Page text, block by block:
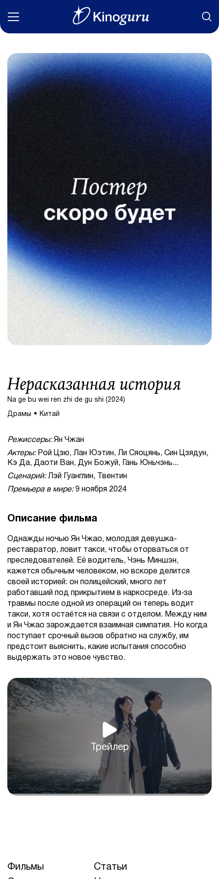
Фильмы
Статьи
Сериалы
Новости
Подборки
Рецензии
О нас
Авторы
Нерасказанная история
Na ge bu wei ren zhi de gu shi (2024)
Драмы Китай
Режиссеры:Ян Чжан
Актеры:Рой Цзю, Лан Юэтин, Ли Сяоцянь, Син Цзядун,
Кэ Да, Даоти Ван, Дун Божуй, Гань Юньчэнь...
Сценарий:Лэй Гуанглин, Твентин
Премьера в мире:9 ноября 2024
Описание фильма
Однажды ночью Ян Чжао, молодая девушка-
реставратор, ловит такси, чтобы оторваться от
преследователей. Её водитель, Чэнь Миншэн,
кажется обычным человеком, но вскоре делится
своей историей: он полицейский, много лет
работавший под прикрытием в наркосреде. Из‑за
травмы после одной из операций он теперь водит
такси, хотя остаётся на связи с отделом. Между ним
и Ян Чжао зарождается взаимная симпатия. Но когда
поступает срочный вызов обратно на службу, им
предстоит выяснить, какие испытания способно
выдержать это новое чувство.
Трейлер
Фильмы
Статьи